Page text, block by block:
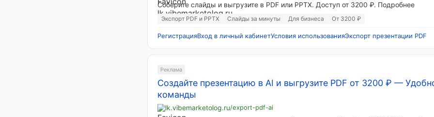
Соберите слайды и выгрузите в PDF или PPTX. Доступ от 3200 ₽. Подробнее
Экспорт PDF и PPTX Слайды за минуты Для бизнеса От 3200 ₽
РегистрацияВход в личный кабинетУсловия использованияЭкспорт презентации PDF
Реклама
Создайте презентацию в AI и выгрузите PDF от 3200 ₽ —
команды
lk.vibemarketolog.ru/export-pdf-ai